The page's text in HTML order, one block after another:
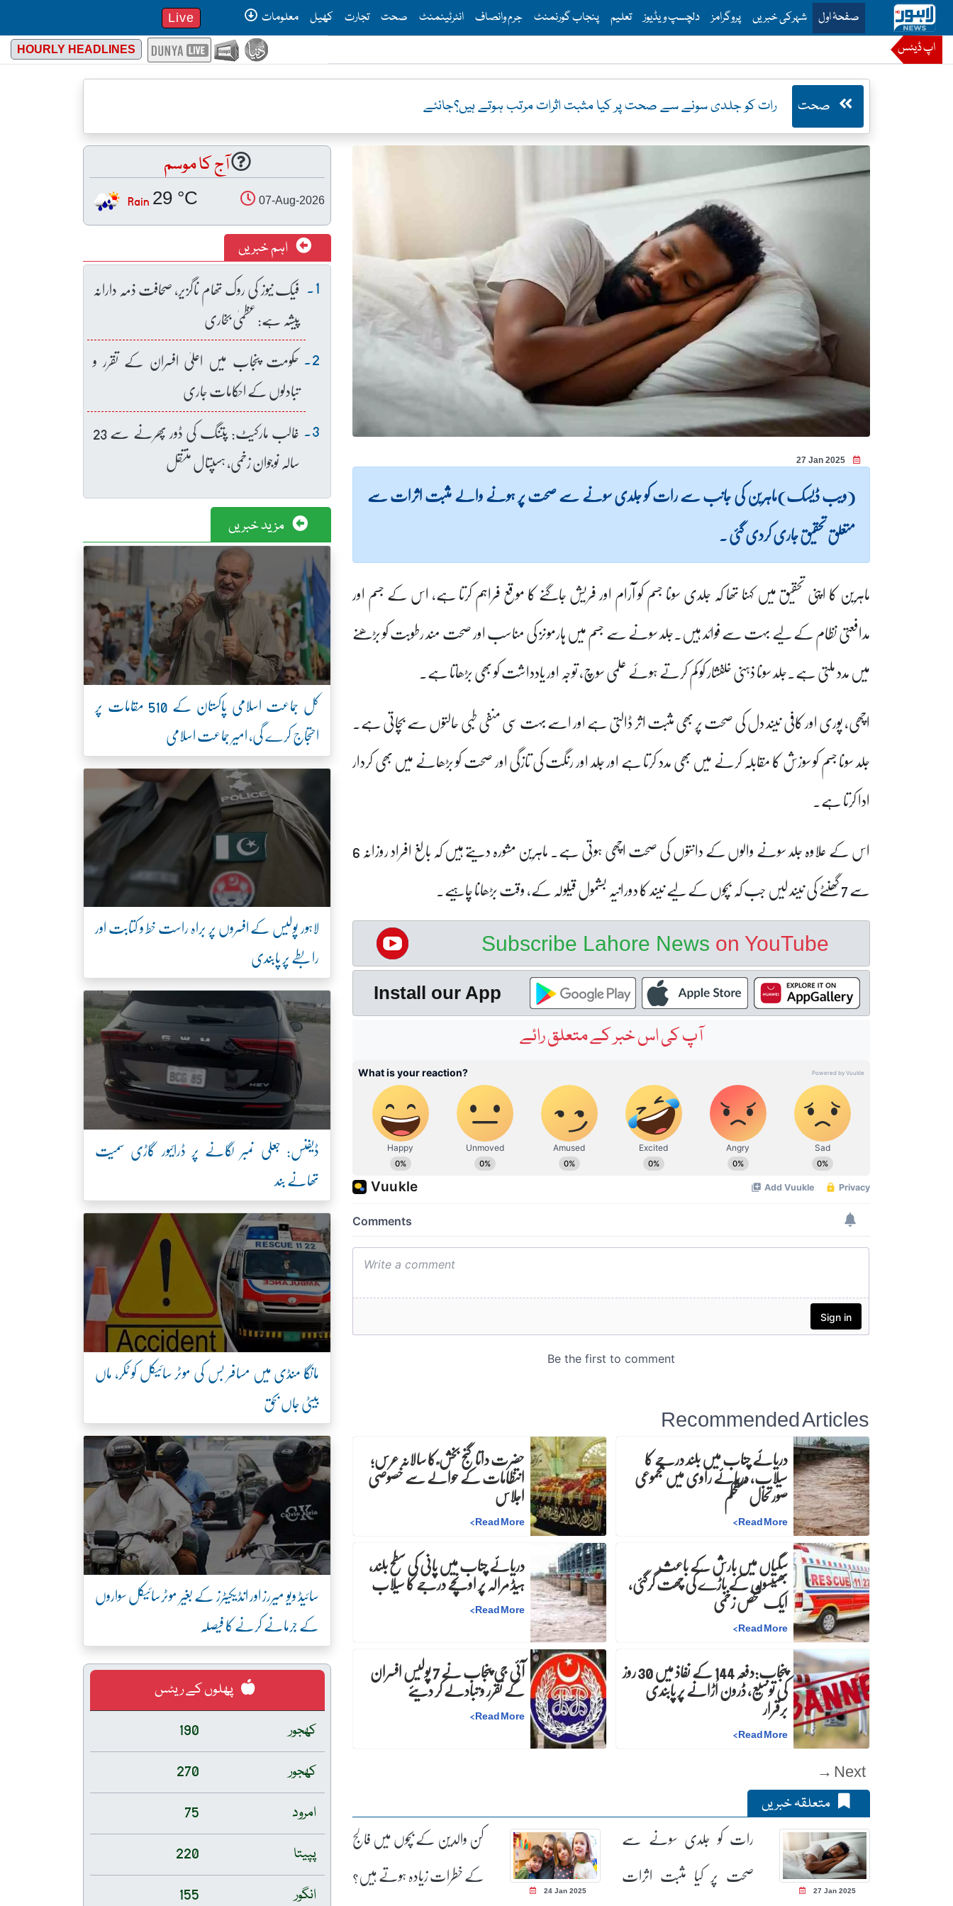
صفحۂ اولThis is the main menu for Lahore News
شہرکی خبریں پروگرامز دلچسپ ویڈیوز تعلیم پنجاب گورنمنٹ جرم وانصاف انٹرٹینمنٹ صحت تجارت کھیل معلومات Live
اپ ڈیٹس HOURLY HEADLINES
رات کو جلدی سونے سے صحت پر کیا مثبت اثرات مرتب ہوتے ہیں؟جانئے
27 Jan 2025
(ویب ڈیسک)ماہرین کی جانب سے رات کو جلدی سونے سے صحت پر ہونے والے مثبت اثرات سے
متعلق تحقیق جاری کردی گئی ۔
ماہرین کا اپنی تحقیق میں کہنا تھا کہجلدی سونا جسم کو آرام اور فریش جاگنے کا موقع فراہم کرتا ہے، اس کے جسم اور
مدافعتی نظام کے لیے بہت سے فوائد ہیں۔جلد سونے سے جسم میں ہارمونز کی مناسب اور صحت مند رطوبت کو بڑھنے
میں مدد ملتی ہے۔جلد سونا ذہنی خلفشار کو کم کرتے ہوئے علمی سوچ، توجہ اور یادداشت کو بھی بڑھاتا ہے۔
اچھی، پوری اور کافی نیند دل کی صحت پر بھی مثبت اثر ڈالتی ہے اور اسے بہت سی منفی طبی حالتوں سے بچاتی ہے۔
جلد سونا جسم کو سوزش کا مقابلہ کرنے میں بھی مدد کرتا ہے اور جِلد اور رنگت کی تازگی اور صحت کو بڑھانے میں بھی کردار
ادا کرتا ہے۔
اس کے علاوہ جلد سونے والوں کے دانتوں کی صحت اچھی ہوتی ہے۔ ماہرین مشورہ دیتے ہیں کہ بالغ افراد روزانہ 6
سے 7 گھنٹے کی نیند لیں جب کہ بچوں کے لیے نیند کا دورانیہ بشمول قیلولہ کے، وقت بڑھانا چاہیے۔
Subscribe Lahore News on YouTube
Install our App
آپ کی اس خبر کے متعلق رائے
Recommended Articles
دریائے چناب میں بلند درجے کا
سیلاب، دریائے راوی میں مجموعی
صورتحال مستحکم
Read More
>
حضرت داتا گنج بخش ؒ کا سالانہ عرس;
انتظامات کے حوالے سے خصوصی
اجلاس
Read More
>
سگیاں میں بارش کے باعث
بھینسوں کے باڑے کی چھت گرگئی،
ایک شخص زخمی
Read More
>
دریائے چناب میں پانی کی سطح بلند،
ہیڈ مرالہ پر اونچے درجے کا سیلاب
Read More
>
پنجاب:دفعہ 144 کے نفاذ میں 30 روز کی توسیع، ڈرون اُڑانے پر پابندی
برقرار
Read More
>
آئی جی پنجاب نے 7 پولیس افسرانکے تقرر و تبادلے کر دیئے
Read More
>
Next →
متعلقہ خبریں
27 Jan 2025
رات کو جلدی سونے سے
صحت پر کیا مثبت اثرات
24 Jan 2025
کن والدین کے بچوں میں فالج
کے خطرات زیادہ ہوتے ہیں؟
آج کا موسم
07-Aug-2026
29 °C
Rain
اہم خبریں
فیک نیوز کی روک تھام ناگزیر، صحافت ذمہ دارانہ
پیشہ ہے: عظمیٰ بخاری
حکومت پنجاب میں اعلیٰ افسران کے تقرر و
تبادلوں کے احکامات جاری
غالب مارکیٹ: پتنگ کی ڈور پھرنے سے 23
سالہ نوجوان زخمی، ہسپتال منتقل
مزید خبریں
کل جماعت اسلامی پاکستان کے 510 مقامات پر
احتجاج کرے گی، امیر جماعت اسلامی
لاہور پولیس کے افسروں پر براہ راست خط و کتابت اور
رابطے پر پابندی
ڈیفنس: جعلی نمبر لگانے پر ڈرائیور گاڑی سمیت
تھانے بند
مانگا منڈی میں مسافر بس کی موٹر سائیکل کو ٹکر، ماں
بیٹی جاں بحق
سائیڈ ویو میررز اور انڈیکیٹرز کے بغیر موٹرسائیکل سواروں
کے جرمانے کرنے کا فیصلہ
پھلوں کے ریٹس
کھجور
190
کھجور
270
امرود
75
پپیتا
220
انگور
155